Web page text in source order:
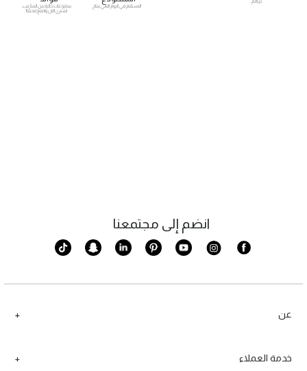
درهم
الاستلام في اليوم التالي متاح
مدفوعات خالية من المتاعب.
اشتري الآن وادفع لاحقًا!
عن
خدمة العملاء
انضم إلى مجتمعنا